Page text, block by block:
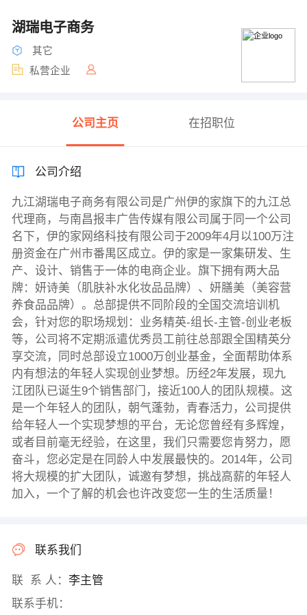
湖瑞电子商务
其它
私营企业
公司主页 在招职位
公司介绍
九江湖瑞电子商务有限公司是广州伊的家旗下的九江总
代理商，与南昌报丰广告传媒有限公司属于同一个公司
名下，伊的家网络科技有限公司于2009年4月以100万注
册资金在广州市番禺区成立。伊的家是一家集研发、生
产、设计、销售于一体的电商企业。旗下拥有两大品
牌：妍诗美（肌肤补水化妆品品牌）、妍膳美（美容营
养食品品牌）。总部提供不同阶段的全国交流培训机
会，针对您的职场规划：业务精英-组长-主管-创业老板
等，公司将不定期派遣优秀员工前往总部跟全国精英分
享交流，同时总部设立1000万创业基金，全面帮助体系
内有想法的年轻人实现创业梦想。历经2年发展，现九
江团队已诞生9个销售部门，接近100人的团队规模。这
是一个年轻人的团队，朝气蓬勃，青春活力，公司提供
给年轻人一个实现梦想的平台，无论您曾经有多辉煌，
或者目前毫无经验，在这里，我们只需要您肯努力，愿
奋斗，您必定是在同龄人中发展最快的。2014年，公司
将大规模的扩大团队，诚邀有梦想，挑战高薪的年轻人
加入，一个了解的机会也许改变您一生的生活质量！
联系我们
联 系 人： 李主管
联系手机：